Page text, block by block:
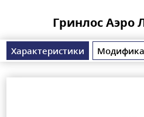
Гринлос Аэро
Характеристики